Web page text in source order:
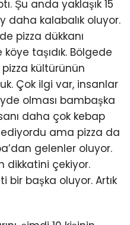
Şu anda yaklaşık 15
daha kalabalık oluyor.
pizza dükkanı
taşıdık. Bölgede
pizza kültürünün
Çok ilgi var, insanlar
olması bambaşka
daha çok kebap
ama pizza da
gelenler oluyor.
dikkatini çekiyor.
bir başka oluyor. Artık